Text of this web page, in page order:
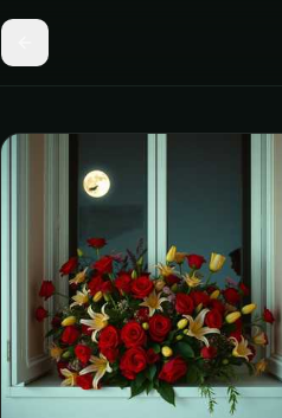
Песня Ожидание (Красную